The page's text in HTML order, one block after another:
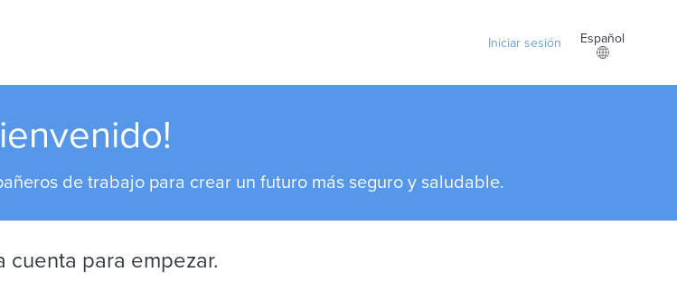
Iniciar sesión Español
de trabajo para crear un futuro más seguro y saludable.
cuenta para empezar.